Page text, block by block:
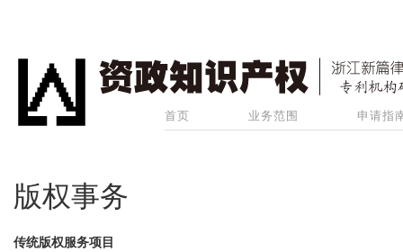
首页 业务范围 申请指
版权事务
传统版权服务项目